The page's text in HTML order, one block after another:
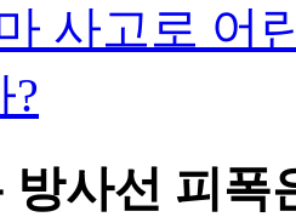
사고로 어
?
방사선 피폭